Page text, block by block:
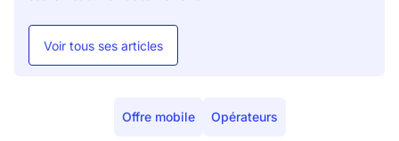
Voir tous ses articles
Offre mobile Opérateurs